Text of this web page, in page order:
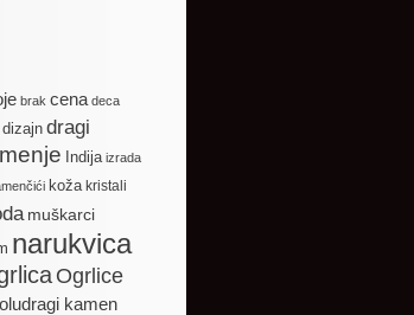
brak cena deca
dizajn dragi
Indija izrada
koža kristali
muškarci
narukvica
Ogrlice
kamen